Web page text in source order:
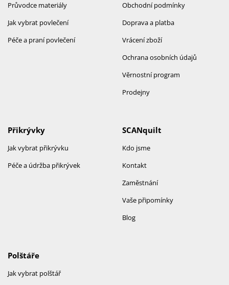
Průvodce materiály
Jak vybrat povlečení
Péče a praní povlečení
Obchodní podmínky
Doprava a platba
Vrácení zboží
Ochrana osobních údajů
Věrnostní program
Prodejny
SCANquilt
Kdo jsme
Kontakt
Zaměstnání
Vaše připomínky
Blog
Přikrývky
Jak vybrat přikrývku
Péče a údržba přikrývek
Polštáře
Jak vybrat polštář